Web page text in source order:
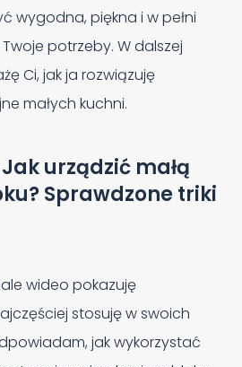
wygodna, piękna i w pełni
potrzeby. W dalszej
Ci, jak ja rozwiązuję
małych kuchni.
urządzić małą
Sprawdzone triki
wideo pokazuję
stosuję w swoich
jak wykorzystać